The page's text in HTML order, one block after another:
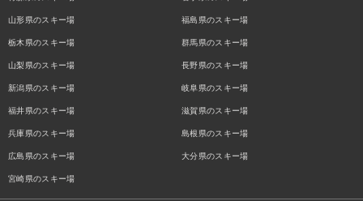
山形県のスキー場 福島県のスキー場
栃木県のスキー場 群馬県のスキー場
山梨県のスキー場 長野県のスキー場
新潟県のスキー場 岐阜県のスキー場
福井県のスキー場 滋賀県のスキー場
兵庫県のスキー場 島根県のスキー場
広島県のスキー場 大分県のスキー場
宮崎県のスキー場